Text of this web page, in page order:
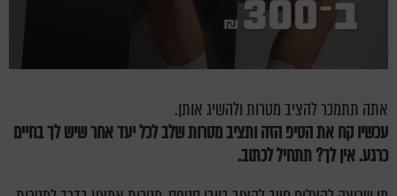
אתה תתמכר להציב מטרות ולהשיג אותן.
עכשיו קח את הטיפ הזה ותציב מטרות שלב לכל יעד אחר שיש לך בחיים
כרגע. אין לך? תתחיל לכתוב.